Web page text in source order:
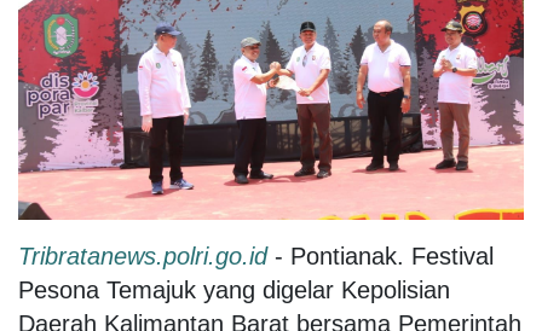
Tribratanews.polri.go.id - Pontianak. Festival
Pesona Temajuk yang digelar Kepolisian
Daerah Kalimantan Barat bersama Pemerintah